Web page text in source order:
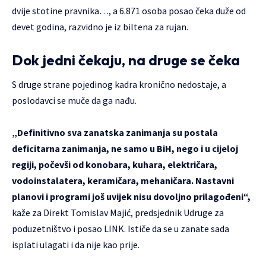
dvije stotine pravnika…, a 6.871 osoba posao čeka duže od
devet godina, razvidno je iz biltena za rujan.
Dok jedni čekaju, na druge se čeka
S druge strane pojedinog kadra kronično nedostaje, a
poslodavci se muče da ga nađu.
„Definitivno sva zanatska zanimanja su postala
deficitarna zanimanja, ne samo u BiH, nego i u cijeloj
regiji, počevši od konobara, kuhara, električara,
vodoinstalatera, keramičara, mehaničara. Nastavni
planovi i programi još uvijek nisu dovoljno prilagođeni“,
kaže za Direkt Tomislav Majić, predsjednik Udruge za
poduzetništvo i posao LINK. Ističe da se u zanate sada
isplati ulagati i da nije kao prije.